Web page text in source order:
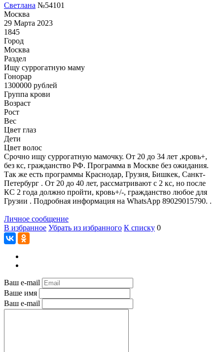
Светлана №54101
Москва
29 Марта 2023
1845
Город
Москва
Раздел
Ищу суррогатную маму
Гонoрар
1300000 рублей
Группа крови
Возраст
Рост
Вес
Цвет глаз
Дети
Цвет волос
Срочно ищу суррогатную мамочку. От 20 до 34 лет ,кровь+,
без кс, гражданство РФ. Программа в Москве без ожидания.
Так же есть программы Краснодар, Грузия, Бишкек, Санкт-
Петербург . От 20 до 40 лет, рассматривают с 2 кс, но после
КС 2 года должно пройти, кровь+/-, гражданство любое для
Грузии . Подробная информация на WhatsApp 89029015790. .
Личное сообщение
В избранное Убрать из избранного К списку 0
Ваш e-mail
Ваше имя
Ваш e-mail